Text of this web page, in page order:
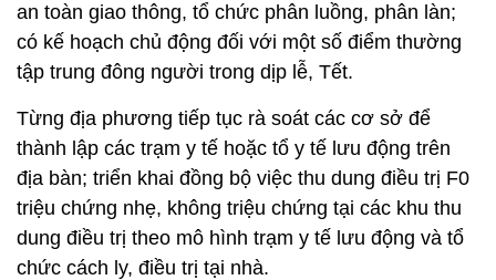
an toàn giao thông, tổ chức phân luồng, phân làn;
có kế hoạch chủ động đối với một số điểm thường
tập trung đông người trong dịp lễ, Tết.
Từng địa phương tiếp tục rà soát các cơ sở để
thành lập các trạm y tế hoặc tổ y tế lưu động trên
địa bàn; triển khai đồng bộ việc thu dung điều trị F0
triệu chứng nhẹ, không triệu chứng tại các khu thu
dung điều trị theo mô hình trạm y tế lưu động và tổ
chức cách ly, điều trị tại nhà.